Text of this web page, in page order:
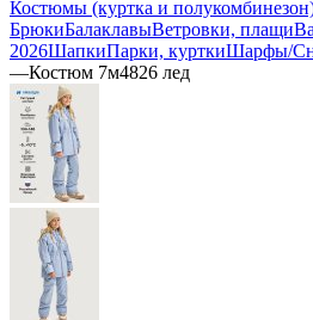
Костюмы (куртка и
БрюкиБалаклавыВетровки, плащи
2026ШапкиПарки, курткиШарфы/
—Костюм 7м4826 лед